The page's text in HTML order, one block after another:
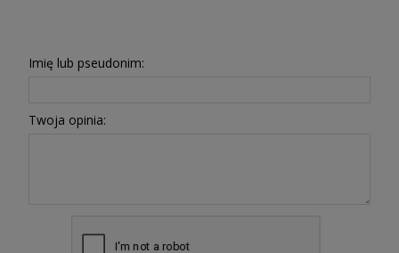
Imię lub pseudonim:
Twoja opinia: